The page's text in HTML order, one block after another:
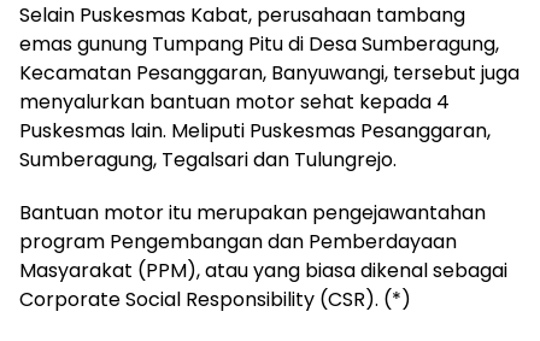
Selain Puskesmas Kabat, perusahaan tambang
emas gunung Tumpang Pitu di Desa Sumberagung,
Kecamatan Pesanggaran, Banyuwangi, tersebut juga
menyalurkan bantuan motor sehat kepada 4
Puskesmas lain. Meliputi Puskesmas Pesanggaran,
Sumberagung, Tegalsari dan Tulungrejo.
Bantuan motor itu merupakan pengejawantahan
program Pengembangan dan Pemberdayaan
Masyarakat (PPM), atau yang biasa dikenal sebagai
Corporate Social Responsibility (CSR). (*)